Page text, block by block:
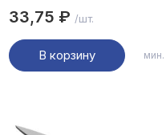
33,75 ₽ /шт.
В корзину